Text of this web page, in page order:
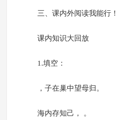
三、课内外阅读我能行！
课内知识大回放
1.填空：
，子在巢中望母归。
海内存知己， 。